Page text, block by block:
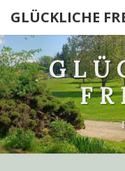
GLÜCKLICHE